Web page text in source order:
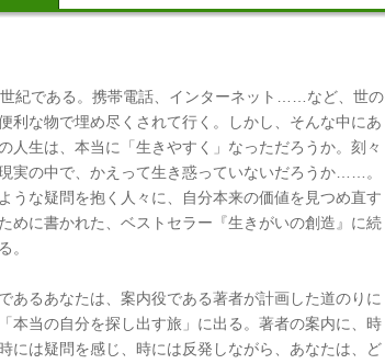
紀である。携帯電話、インターネット……など、世の
利な物で埋め尽くされて行く。しかし、そんな中にあ
人生は、本当に「生きやすく」なっただろうか。刻々
実の中で、かえって生き惑っていないだろうか……。
うな疑問を抱く人々に、自分本来の価値を見つめ直す
めに書かれた、ベストセラー『生きがいの創造』に続
。
あるあなたは、案内役である著者が計画した道のりに
本当の自分を探し出す旅」に出る。著者の案内に、時
には疑問を感じ、時には反発しながら、あなたは、ど